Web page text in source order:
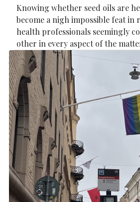
Knowing whether seed oils are
become a nigh impossible feat in
health professionals seemingly
other in every aspect of the